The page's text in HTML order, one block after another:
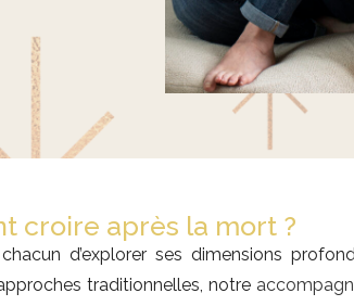
croire après la mort ?
d’explorer ses dimensions
traditionnelles, notre